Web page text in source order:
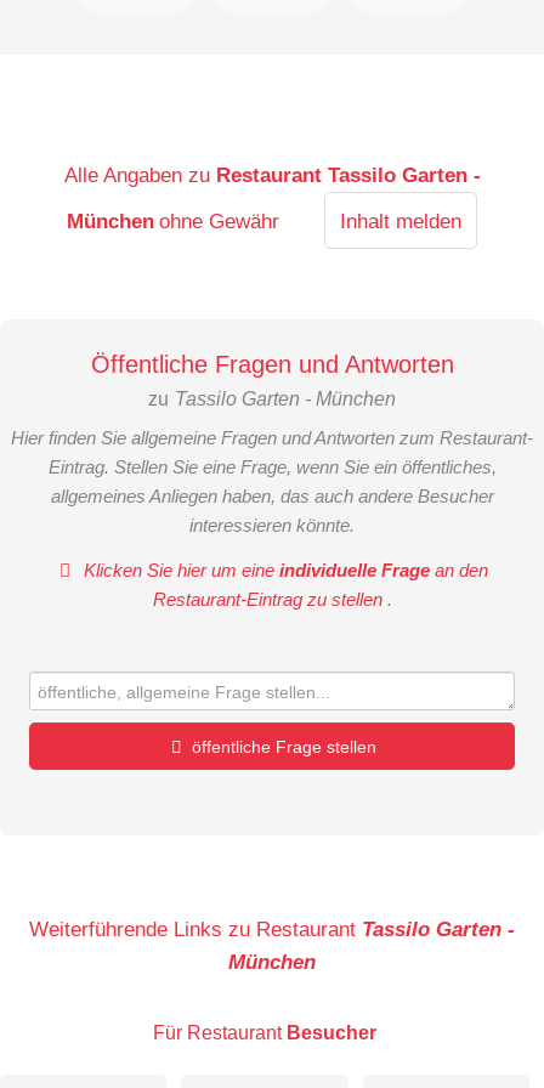
Alle Angaben zu Restaurant Tassilo Garten -
München ohne Gewähr Inhalt melden
Öffentliche Fragen und Antworten
zu Tassilo Garten - München
Hier finden Sie allgemeine Fragen und Antworten zum Restaurant-
Eintrag. Stellen Sie eine Frage, wenn Sie ein öffentliches,
allgemeines Anliegen haben, das auch andere Besucher
interessieren könnte.
Klicken Sie hier um eineindividuelle Frage an den
Restaurant-Eintrag zu stellen .
öffentliche Frage stellen
Weiterführende Links zu Restaurant Tassilo Garten -
München
Für Restaurant Besucher